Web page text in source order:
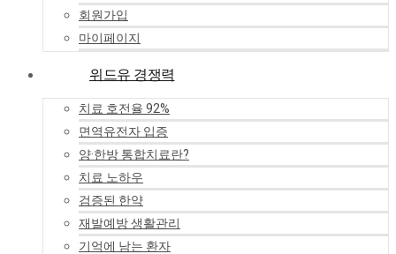
회원가입
마이페이지
위드유 경쟁력
치료 호전율 92%
면역유전자 입증
양·한방 통합치료란?
치료 노하우
검증된 한약
재발예방 생활관리
기억에 남는 환자